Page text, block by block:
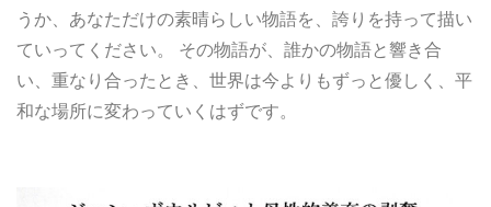
うか、あなただけの素晴らしい物語を、誇りを持って描い
ていってください。 その物語が、誰かの物語と響き合
い、重なり合ったとき、世界は今よりもずっと優しく、平
和な場所に変わっていくはずです。